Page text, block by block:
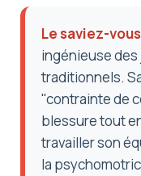
Le saviez-
ingénieuse
traditionnels.
"contrainte de
blessure tout
travailler son
la